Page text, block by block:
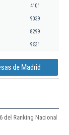
4101
9039
8299
9531
de Madrid
del Ranking Nacional